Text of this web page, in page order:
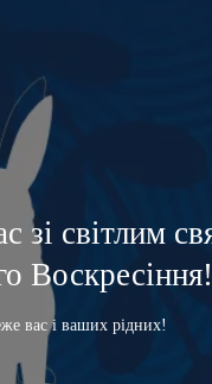
зі світлим
Воскресіння!
вас і ваших рідних!